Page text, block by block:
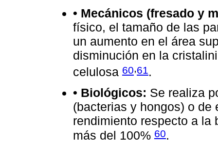
• Mecánicos (fresado y
físico, el tamaño de las
un aumento en el área
disminución en la
celulosa 60,61.
• Biológicos: Se realiza
(bacterias y hongos) o de
rendimiento respecto a la
más del 100% 60.